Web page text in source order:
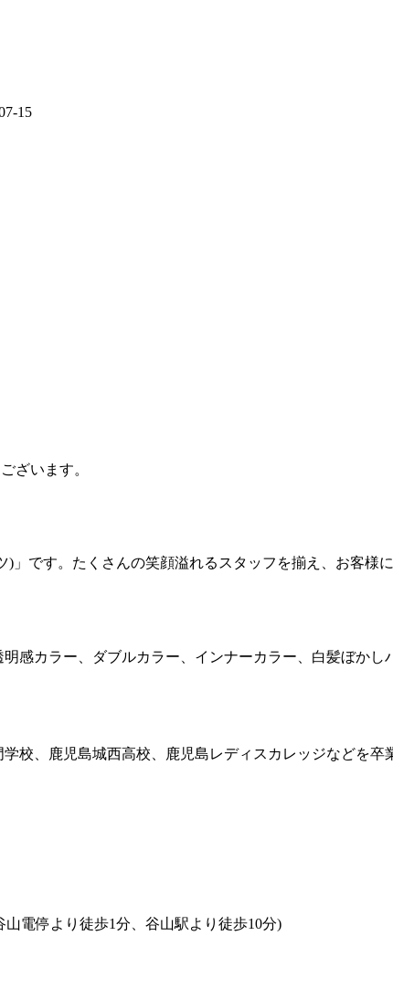
15
ざいます。
」です。たくさんの笑顔溢れるスタッフを揃え、お客様
感カラー、ダブルカラー、インナーカラー、白髪ぼか
校、鹿児島城西高校、鹿児島レディスカレッジなどを卒
電停より徒歩1分、谷山駅より徒歩10分)